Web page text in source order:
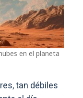
en el planeta
tan débiles